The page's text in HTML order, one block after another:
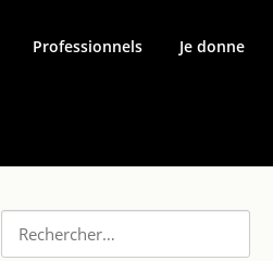
Professionnels Je donne
Rechercher :